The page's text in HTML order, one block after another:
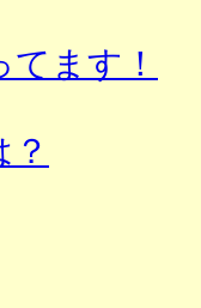
ます！